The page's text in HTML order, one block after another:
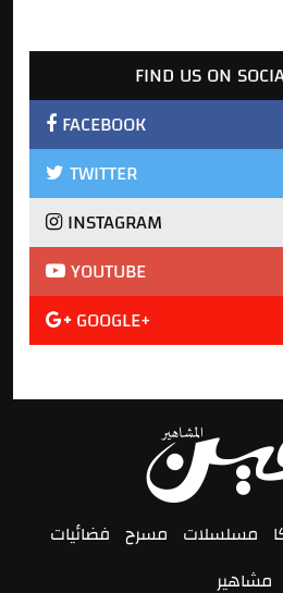
FIND US ON
FACEBOOK
TWITTER
INSTAGRAM
YOUTUBE
GOOGLE+
مسلسلات مسرح فضائيات
مشاهير